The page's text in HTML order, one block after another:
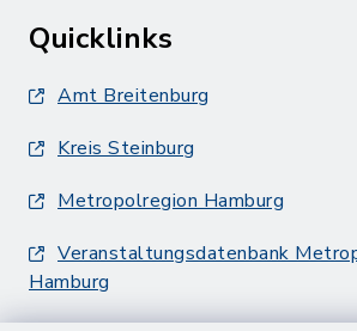
Quicklinks
Amt Breitenburg
Kreis Steinburg
Metropolregion Hamburg
Veranstaltungsdatenbank
Hamburg